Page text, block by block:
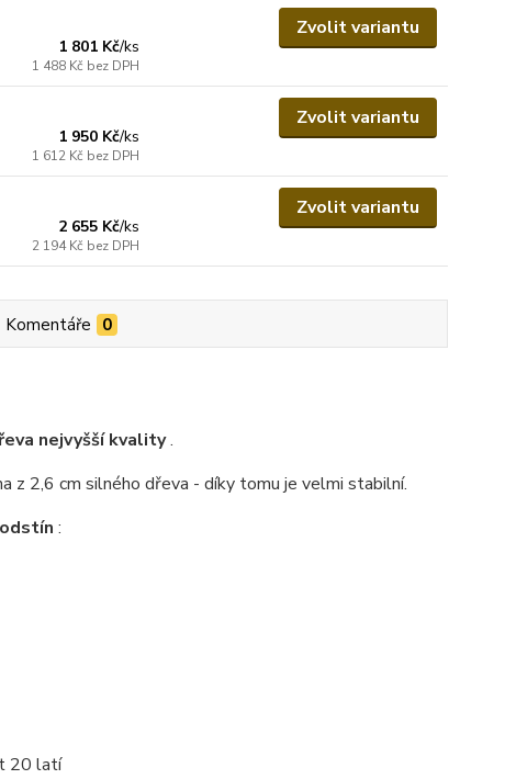
1 801 Kč/ks
1 488 Kč bez DPH
Zvolit variantu
1 950 Kč/ks
1 612 Kč bez DPH
Zvolit variantu
2 655 Kč/ks
2 194 Kč bez DPH
Zvolit variantu
Komentáře 0
nejvyšší kvality.
z 2,6 cm silného dřeva - díky tomu je velmi stabilní.
:
20 latí